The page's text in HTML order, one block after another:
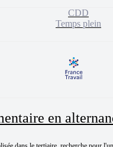
CDD
Temps plein
en